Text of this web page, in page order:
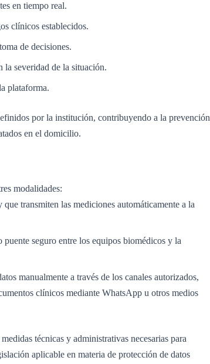
en tiempo real.
clínicos establecidos.
de decisiones.
la severidad de la situación.
plataforma.
por la institución, contribuyendo a la prevención
en el domicilio.
modalidades:
transmiten las mediciones automáticamente a la
seguro entre los equipos biomédicos y la
manualmente a través de los canales autorizados,
clínicos mediante WhatsApp u otros medios
técnicas y administrativas necesarias para
aplicable en materia de protección de datos